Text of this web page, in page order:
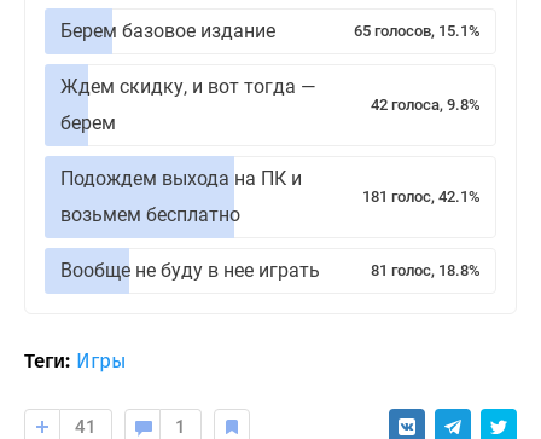
Берем базовое издание 65 голосов, 15.1%
Ждем скидку, и вот тогда —
берем
42 голоса, 9.8%
Подождем выхода на ПК и
возьмем бесплатно
181 голос, 42.1%
Вообще не буду в нее играть 81 голос, 18.8%
Теги: Игры
41 1